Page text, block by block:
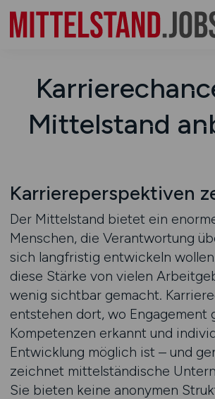
Mittelstand
Karriereperspektiven
Der Mittelstand bietet ein
Menschen, die Verantwortung
sich langfristig entwickeln
diese Stärke von vielen
wenig sichtbar gemacht.
entstehen dort, wo Engagement
Kompetenzen erkannt und
Entwicklung möglich ist – und
zeichnet mittelständische
Sie bieten keine anonymen